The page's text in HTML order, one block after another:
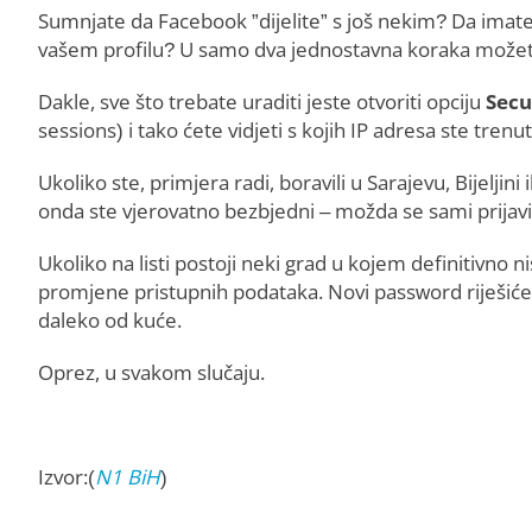
Sumnjate da Facebook ”dijelite” s još nekim? Da
vašem profilu? U samo dva jednostavna koraka
Dakle, sve što trebate uraditi jeste otvoriti opciju
sessions) i tako ćete vidjeti s kojih IP adresa ste
Ukoliko ste, primjera radi, boravili u Sarajevu,
onda ste vjerovatno bezbjedni – možda se sami
Ukoliko na listi postoji neki grad u kojem definitivno
promjene pristupnih podataka. Novi password
daleko od kuće.
Oprez, u svakom slučaju.
Izvor:(N1 BiH)